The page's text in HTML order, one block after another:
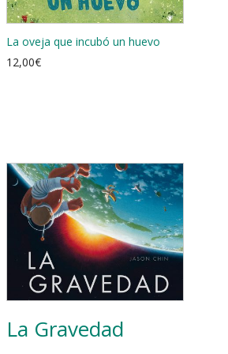
La oveja que incubó un huevo
12,00€
La Gravedad